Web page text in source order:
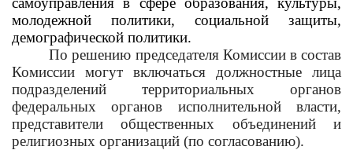
молодежной политики, социальной защиты,
демографической политики.
По решению председателя Комиссии в состав
Комиссии могут включаться должностные лица
подразделений территориальных органов
федеральных органов исполнительной власти,
представители общественных объединений и
религиозных организаций (по согласованию).